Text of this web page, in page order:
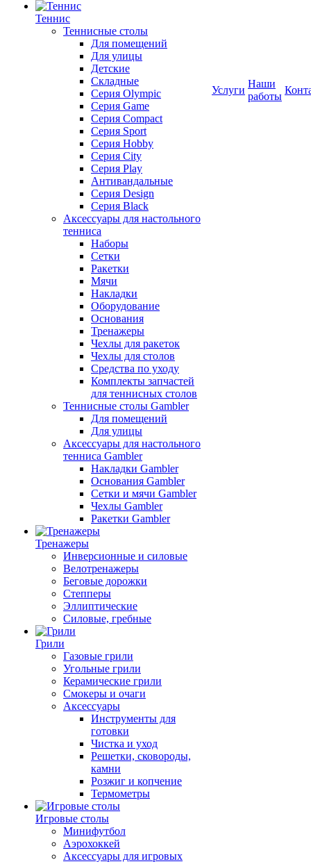
Теннис
Теннисные столы
Для помещений
Для улицы
Детские
Складные
Серия Olympic
Серия Game
Серия Compact
Серия Sport
Серия Hobby
Серия City
Серия Play
Антивандальные
Серия Design
Серия Black
Аксессуары для настольного
тенниса
Наборы
Сетки
Ракетки
Мячи
Накладки
Оборудование
Основания
Тренажеры
Чехлы для ракеток
Чехлы для столов
Средства по уходу
Комплекты запчастей
для теннисных столов
Теннисные столы Gambler
Для помещений
Для улицы
Аксессуары для настольного
тенниса Gambler
Накладки Gambler
Основания Gambler
Сетки и мячи Gambler
Чехлы Gambler
Ракетки Gambler
Тренажеры
Инверсионные и силовые
Велотренажеры
Беговые дорожки
Степперы
Эллиптические
Силовые, гребные
Грили
Газовые грили
Угольные грили
Керамические грили
Смокеры и очаги
Аксессуары
Инструменты для
готовки
Чистка и уход
Решетки, сковороды,
камни
Розжиг и копчение
Термометры
Игровые столы
Минифутбол
Аэрохоккей
Аксессуары для игровых
Услуги
Наши
работы